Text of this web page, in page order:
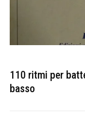
110 ritmi per
basso